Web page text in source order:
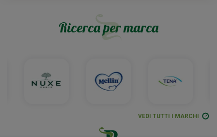
Ricerca per marca
VEDI TUTTI I MARCHI